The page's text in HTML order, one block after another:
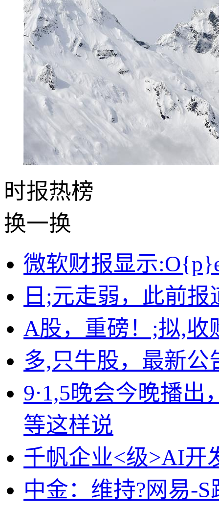
时报热榜
换一换
微软财报显示
日;元走弱，此前
A股，重磅！;拟,收
多,只牛股，最新
9·1,5晚会今晚播
等这样说
千帆企业<级>AI开
中金：维持?网易-